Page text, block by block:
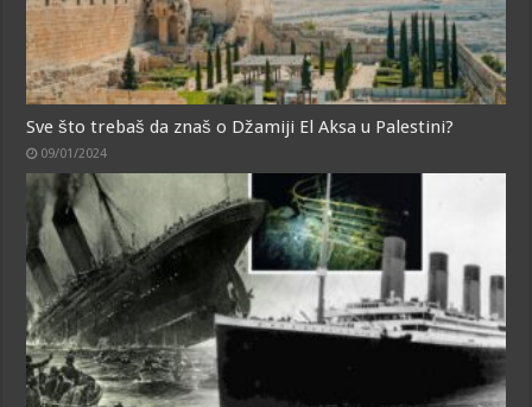
Sve što trebaš da znaš o Džamiji El Aksa u Palestini?
09/01/2024